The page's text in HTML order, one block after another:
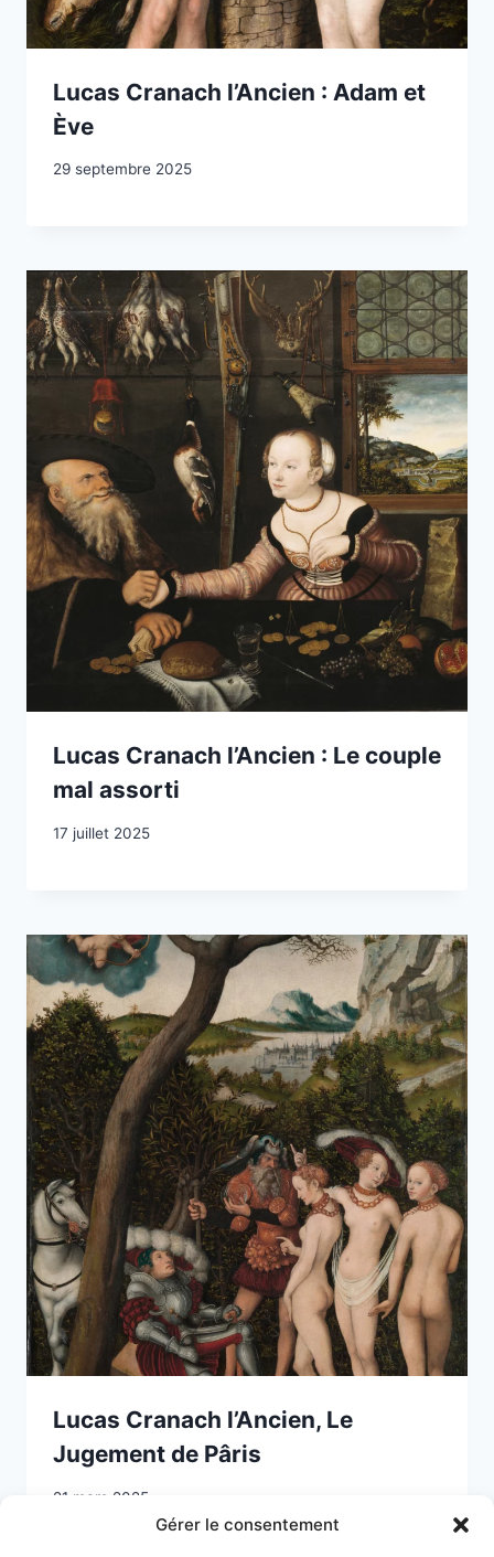
Gérer le consentement
Lucas Cranach l’Ancien : Adam et
Ève
29 septembre 2025
Lucas Cranach l’Ancien : Le couple
mal assorti
17 juillet 2025
Lucas Cranach l’Ancien, Le
Jugement de Pâris
21 mars 2025